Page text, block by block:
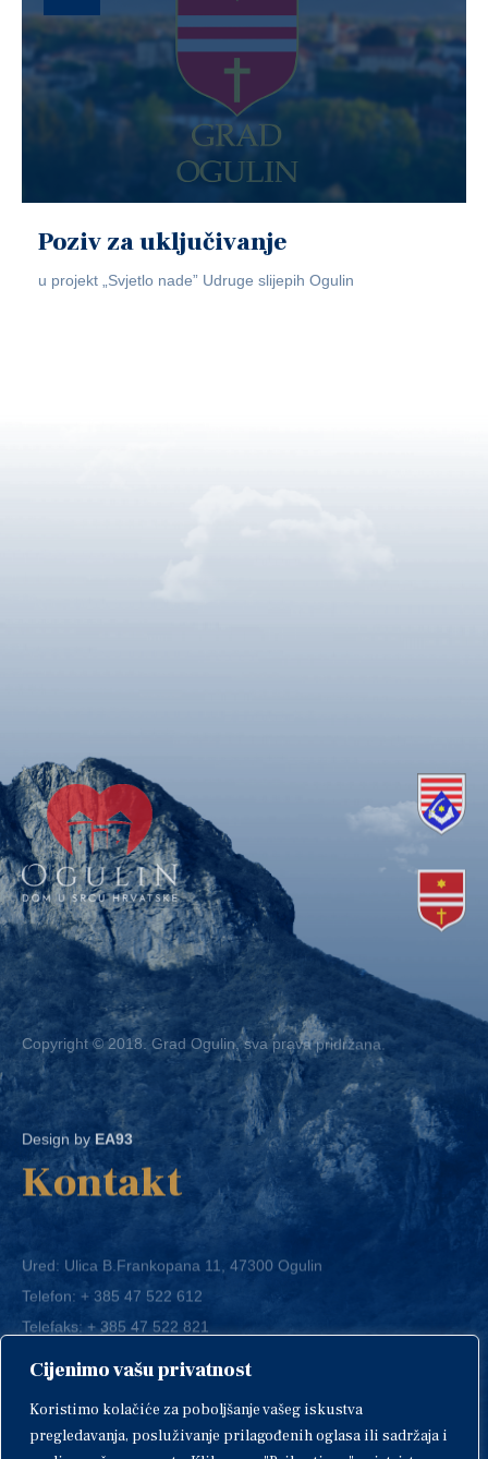
Cijenimo vašu privatnost
Koristimo kolačiće za poboljšanje vašeg iskustva
pregledavanja, posluživanje prilagođenih oglasa ili sadržaja i
Poziv za uključivanje
u projekt „Svjetlo nade” Udruge slijepih Ogulin
Copyright © 2018. Grad Ogulin, sva prava pridržana.
Design by EA93
Kontakt
Telefon:+ 385 47 522 612
Telefaks:+ 385 47 522 821
E-mail:grad-ogulin@ogulin.hr